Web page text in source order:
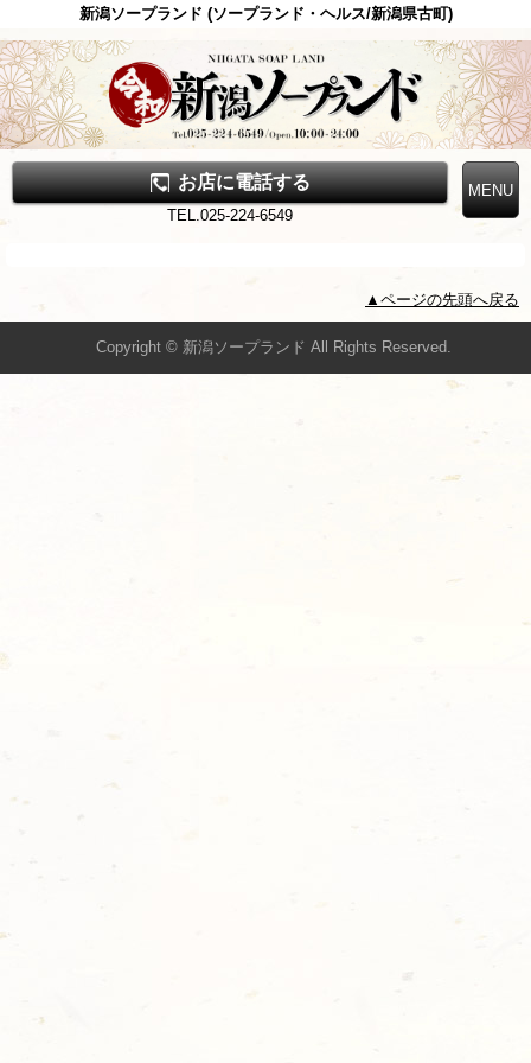
新潟ソープランド (ソープランド・ヘルス/新潟県古町)
お店に電話する
TEL.025-224-6549
▲ページの先頭へ戻る
Copyright © 新潟ソープランド All Rights Reserved.